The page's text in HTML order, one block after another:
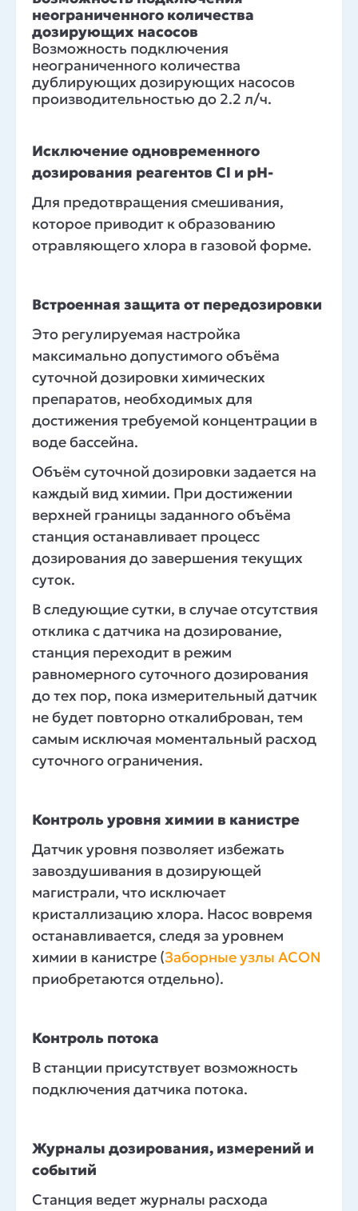
неограниченного количества
дозирующих насосов
Возможность подключения
неограниченного количества
дублирующих дозирующих насосов
производительностью до 2.2 л/ч.
Исключение одновременного
дозирования реагентов Cl и pH-
Для предотвращения смешивания,
которое приводит к образованию
отравляющего хлора в газовой форме.
Встроенная защита от передозировки
Это регулируемая настройка
максимально допустимого объёма
суточной дозировки химических
препаратов, необходимых для
достижения требуемой концентрации в
воде бассейна.
Объём суточной дозировки задается на
каждый вид химии. При достижении
верхней границы заданного объёма
станция останавливает процесс
дозирования до завершения текущих
суток.
В следующие сутки, в случае отсутствия
отклика с датчика на дозирование,
станция переходит в режим
равномерного суточного дозирования
до тех пор, пока измерительный датчик
не будет повторно откалиброван, тем
самым исключая моментальный расход
суточного ограничения.
Контроль уровня химии в канистре
Датчик уровня позволяет избежать
завоздушивания в дозирующей
магистрали, что исключает
кристаллизацию хлора. Насос вовремя
останавливается, следя за уровнем
химии в канистре (Заборные узлы ACON
приобретаются отдельно).
Контроль потока
В станции присутствует возможность
подключения датчика потока.
Журналы дозирования, измерений и
событий
Станция ведет журналы расхода